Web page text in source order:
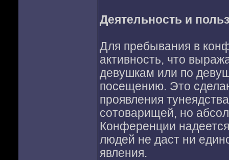
Деятельность и
Для пребывания в
активность, что
девушкам или по
посещению. Это
проявления
сотоварищей, но
Конференции
людей не даст ни
явления.